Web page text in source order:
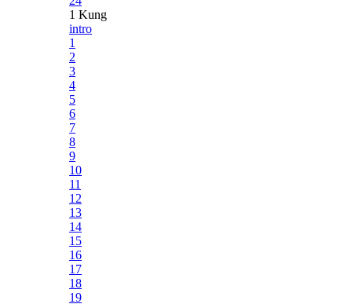
1 Kung
intro
1
2
3
4
5
6
7
8
9
10
11
12
13
14
15
16
17
18
19